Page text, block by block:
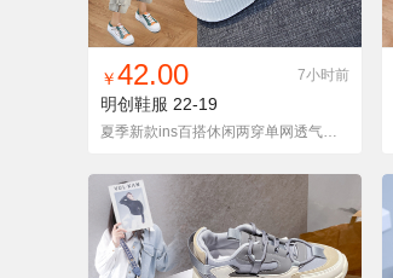
找同款 加入铺货单 收藏
￥42.00 7小时前
明创鞋服 22-19
夏季新款ins百搭休闲两穿单网透气松糕网鞋女 P42.00